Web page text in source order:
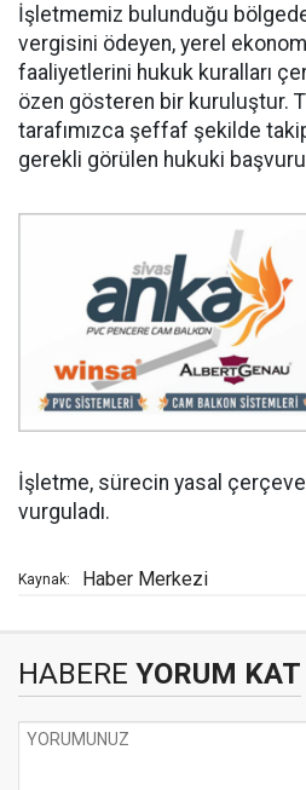
İşletmemiz bulunduğu
vergisini ödeyen, yerel
faaliyetlerini hukuk kuralları
özen gösteren bir kuruluştur.
tarafımızca şeffaf şekilde
gerekli görülen hukuki
İşletme, sürecin yasal
vurguladı.
Kaynak: Haber Merkezi
HABERE YORUM KAT